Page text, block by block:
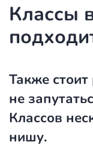
Классы
Также
не
Классов
нишу.